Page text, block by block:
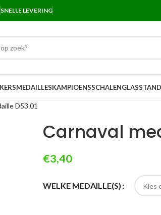
SNELLE LEVERING
MEDAILLESKAMPIOENSSCHALEN
D53.01
Carnaval
€3,40
WELKE MEDAILLE(S)